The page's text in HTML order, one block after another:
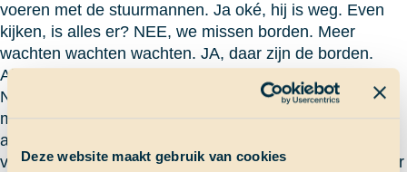
Deze website maakt gebruik van cookies
voeren met de stuurmannen. Ja oké, hij is weg. Even
kijken, is alles er? NEE, we missen borden. Meer
wachten wachten wachten. JA, daar zijn de borden.
Alles is compleet….. Mogen we….? AANVALLEN
Nadat iedereen lekker heeft gesmuld is het tijd om mijn
mooie kampioenenwachtje met goed gevulde buikjes
aan de schoonmaak te sturen. Na een tijdje komen ze
vol trots naar boven “Linde… we zijn klaar“. Ik loop naar